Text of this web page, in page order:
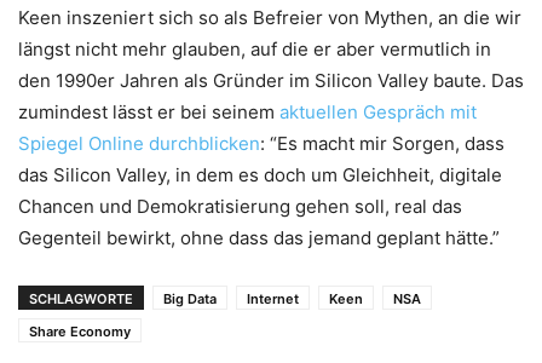
Keen inszeniert sich so als Befreier von Mythen, an die wir
längst nicht mehr glauben, auf die er aber vermutlich in
den 1990er Jahren als Gründer im Silicon Valley baute. Das
zumindest lässt er bei seinem aktuellen Gespräch mit
Spiegel Online durchblicken: “Es macht mir Sorgen, dass
das Silicon Valley, in dem es doch um Gleichheit, digitale
Chancen und Demokratisierung gehen soll, real das
Gegenteil bewirkt, ohne dass das jemand geplant hätte.”
SCHLAGWORTE Big Data Internet Keen
NSA
Share Economy